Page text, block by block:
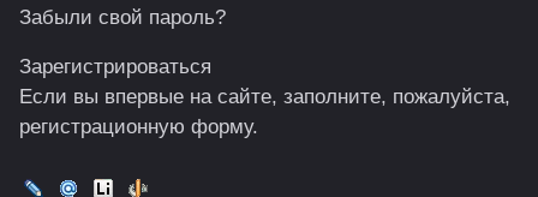
Забыли свой пароль?
Зарегистрироваться
Если вы впервые на сайте, заполните, пожалуйста,
регистрационную форму.